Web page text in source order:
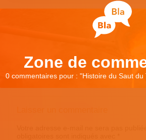
Zone de
0 commentaires pour : "Histoire du Saut